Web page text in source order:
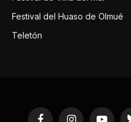
Festival del Huaso de Olmué
Teletón